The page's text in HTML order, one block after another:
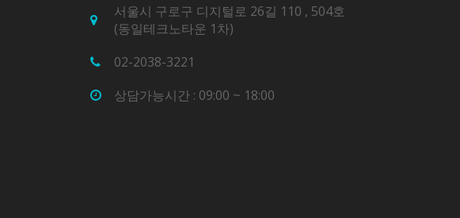
서울시 구로구 디지털로 26길 110 , 504호
(동일테크노타운 1차)
02-2038-3221
상담가능시간 : 09:00 ~ 18:00